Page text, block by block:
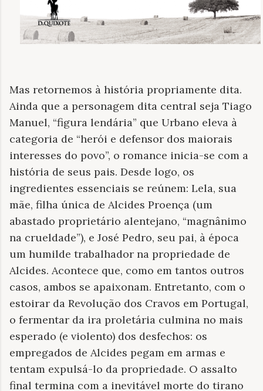
Mas retornemos à história propriamente dita.
Ainda que a personagem dita central seja Tiago
Manuel, “figura lendária” que Urbano eleva à
categoria de “herói e defensor dos maiorais
interesses do povo”, o romance inicia-se com a
história de seus pais. Desde logo, os
ingredientes essenciais se reúnem: Lela, sua
mãe, filha única de Alcides Proença (um
abastado proprietário alentejano, “magnânimo
na crueldade”), e José Pedro, seu pai, à época
um humilde trabalhador na propriedade de
Alcides. Acontece que, como em tantos outros
casos, ambos se apaixonam. Entretanto, com o
estoirar da Revolução dos Cravos em Portugal,
o fermentar da ira proletária culmina no mais
esperado (e violento) dos desfechos: os
empregados de Alcides pegam em armas e
tentam expulsá-lo da propriedade. O assalto
final termina com a inevitável morte do tirano